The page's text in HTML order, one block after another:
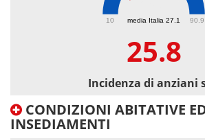
media Italia 27.1
10 90.9
25.8
Incidenza di anziani
CONDIZIONI ABITATIVE
INSEDIAMENTI